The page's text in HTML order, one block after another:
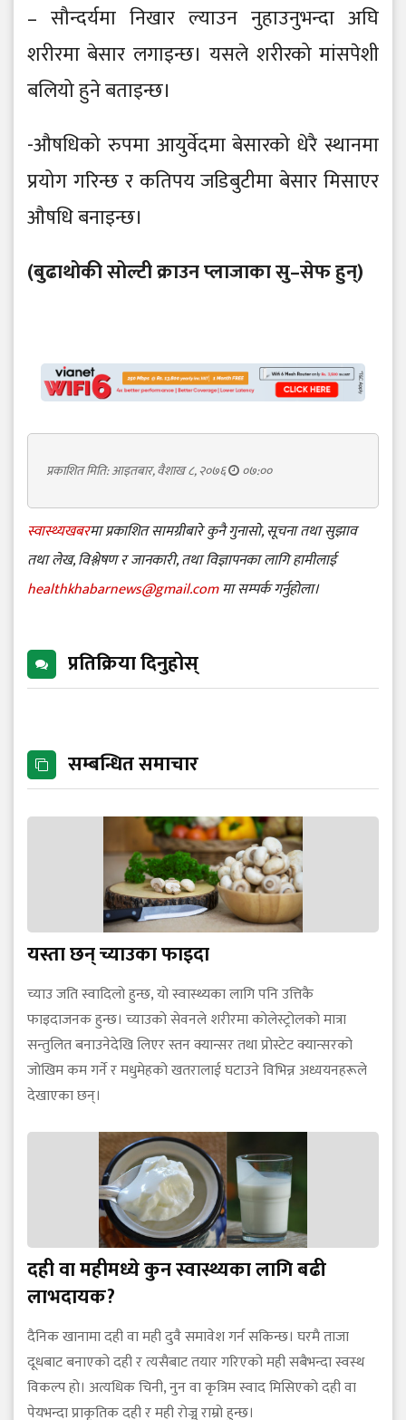
– सौन्दर्यमा निखार ल्याउन नुहाउनुभन्दा अघि
शरीरमा बेसार लगाइन्छ। यसले शरीरको मांसपेशी
बलियो हुने बताइन्छ।
-औषधिको रुपमा आयुर्वेदमा बेसारको धेरै स्थानमा
प्रयोग गरिन्छ र कतिपय जडिबुटीमा बेसार मिसाएर
औषधि बनाइन्छ।
(बुढाथोकी सोल्टी क्राउन प्लाजाका सु–सेफ हुन्)
प्रकाशित मिति: आइतबार, वैशाख ८, २०७६ ०७:००
स्वास्थ्यखबरमा प्रकाशित सामग्रीबारे कुनै गुनासो, सूचना तथा सुझाव
तथा लेख, विश्लेषण र जानकारी, तथा विज्ञापनका लागि हामीलाई
healthkhabarnews@gmail.comमा सम्पर्क गर्नुहोला।
प्रतिक्रिया दिनुहोस्
सम्बन्धित समाचार
यस्ता छन् च्याउका फाइदा
च्याउ जति स्वादिलो हुन्छ, यो स्वास्थ्यका लागि पनि उत्तिकै
फाइदाजनक हुन्छ। च्याउको सेवनले शरीरमा कोलेस्ट्रोलको मात्रा
सन्तुलित बनाउनेदेखि लिएर स्तन क्यान्सर तथा प्रोस्टेट क्यान्सरको
जोखिम कम गर्ने र मधुमेहको खतरालाई घटाउने विभिन्न अध्ययनहरूले
देखाएका छन्।
दही वा महीमध्ये कुन स्वास्थ्यका लागि बढी
लाभदायक?
दैनिक खानामा दही वा मही दुवै समावेश गर्न सकिन्छ। घरमै ताजा
दूधबाट बनाएको दही र त्यसैबाट तयार गरिएको मही सबैभन्दा स्वस्थ
विकल्प हो। अत्यधिक चिनी, नुन वा कृत्रिम स्वाद मिसिएको दही वा
पेयभन्दा प्राकृतिक दही र मही रोज्नु राम्रो हुन्छ।